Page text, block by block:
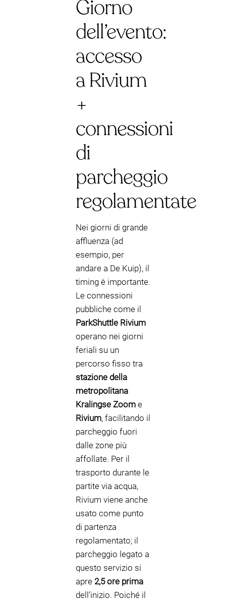
Giorno
dell’evento:
accesso
a Rivium
+
connessioni
di
parcheggio
regolamentate
Nei giorni di grande
affluenza (ad
esempio, per
andare a De Kuip), il
timing è importante.
Le connessioni
pubbliche come il
ParkShuttle Rivium
operano nei giorni
feriali su un
percorso fisso tra
stazione della
metropolitana
Kralingse Zoom e
Rivium, facilitando il
parcheggio fuori
dalle zone più
affollate. Per il
trasporto durante le
partite via acqua,
Rivium viene anche
usato come punto
di partenza
regolamentato; il
parcheggio legato a
questo servizio si
apre 2,5 ore prima
dell’inizio. Poiché il